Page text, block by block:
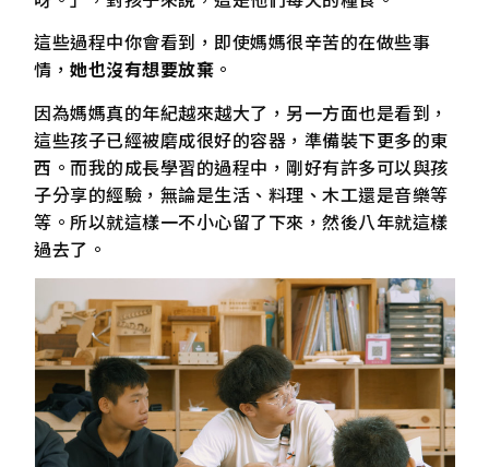
這些過程中你會看到，即使媽媽很辛苦的在做些事
情，她也沒有想要放棄 。
因為媽媽真的年紀越來越大了，另一方面也是看到，
這些孩子已經被磨成很好的容器，準備裝下更多的東
西。而我的成長學習的過程中，剛好有許多可以與孩
子分享的經驗，無論是生活、料理、木工還是音樂等
等。所以就這樣一不小心留了下來，然後八年就這樣
過去了。